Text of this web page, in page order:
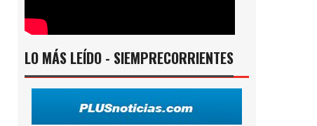
LO MÁS LEÍDO - SIEMPRECORRIENTES